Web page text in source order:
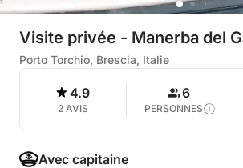
Visite privée - Manerba del
Porto Torchio, Brescia, Italie
4.9
2 AVIS
6
PERSONNES
Avec capitaine